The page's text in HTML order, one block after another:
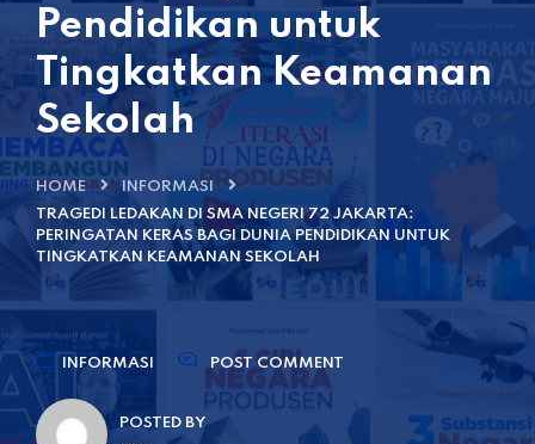
Pendidikan untuk
Tingkatkan Keamanan
Sekolah
HOME
INFORMASI
TRAGEDI LEDAKAN DI SMA NEGERI 72 JAKARTA:
PERINGATAN KERAS BAGI DUNIA PENDIDIKAN UNTUK
TINGKATKAN KEAMANAN SEKOLAH
INFORMASI POST COMMENT
POSTED BY